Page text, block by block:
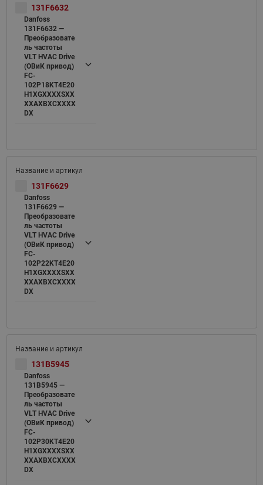
131F6632
Danfoss
131F6632 —
Преобразовате
ль частоты
VLT HVAC Drive
(ОВиК привод)
FC-
102P18KT4E20
H1XGXXXXSXX
XXAXBXCXXXX
DX
131F6629
Danfoss
131F6629 —
Преобразовате
ль частоты
VLT HVAC Drive
(ОВиК привод)
FC-
102P22KT4E20
H1XGXXXXSXX
XXAXBXCXXXX
DX
131B5945
Danfoss
131B5945 —
Преобразовате
ль частоты
VLT HVAC Drive
(ОВиК привод)
FC-
102P30KT4E20
H1XGXXXXSXX
XXAXBXCXXXX
DX